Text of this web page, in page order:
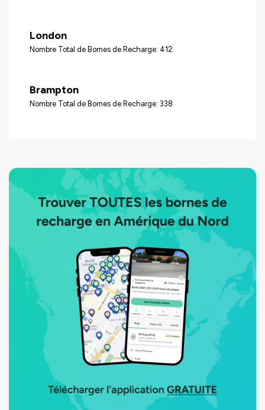
London
Nombre Total de Bornes de Recharge: 412
Brampton
Nombre Total de Bornes de Recharge: 338